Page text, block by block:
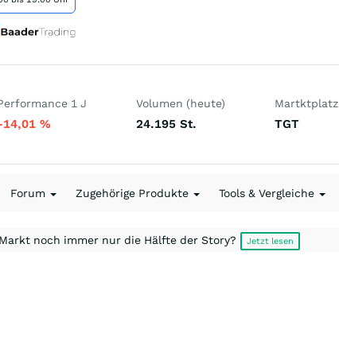
1 J
%
Volumen (heute)
24.195 St.
Martktplatz
TGT
Forum Zugehörige Produkte Tools & Vergleiche
noch immer nur die Hälfte der Story? Jetzt lesen